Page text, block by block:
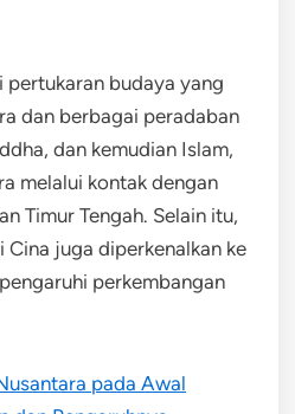
budaya yang
dan berbagai peradaban
dan kemudian Islam,
melalui kontak dengan
Timur Tengah. Selain itu,
juga diperkenalkan ke
perkembangan
pada Awal